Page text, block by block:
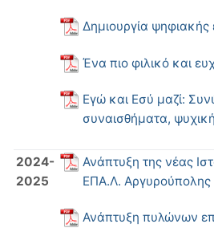
Δημιουργία ψηφιακής
Ένα πιο φιλικό και
Εγώ και Εσύ μαζί:
συναισθήματα,
2024-
2025
Ανάπτυξη της νέας
ΕΠΑ.Λ. Αργυρούπολης
Ανάπτυξη πυλώνων